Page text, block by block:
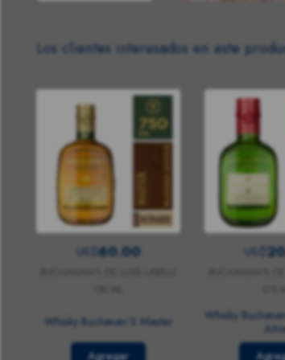
Los clientes interesados en este
US$60.00
Whisky Buchanan'S Master
Agregar
US$
Whisky